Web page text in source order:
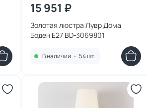
15 951 ₽
Золотая люстра Лувр Дома
Боден E27 BD-3069801
В наличии • 54 шт.